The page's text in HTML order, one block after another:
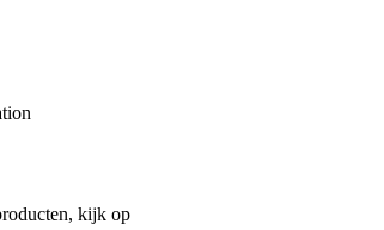
kijk op